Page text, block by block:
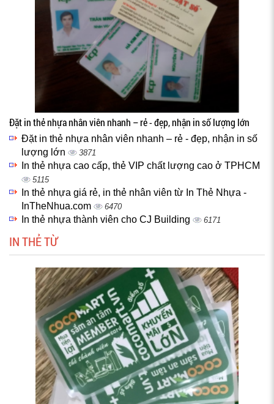
Đặt in thẻ nhựa nhân viên nhanh – rẻ - đẹp, nhận in số lượng lớn
Đặt in thẻ nhựa nhân viên nhanh – rẻ - đẹp, nhận in số
lượng lớn
3871
In thẻ nhựa cao cấp, thẻ VIP chất lượng cao ở TPHCM
5115
In thẻ nhựa giá rẻ, in thẻ nhân viên từ In Thẻ Nhựa -
InTheNhua.com
6470
In thẻ nhựa thành viên cho CJ Building 6171
IN THẺ TỪ